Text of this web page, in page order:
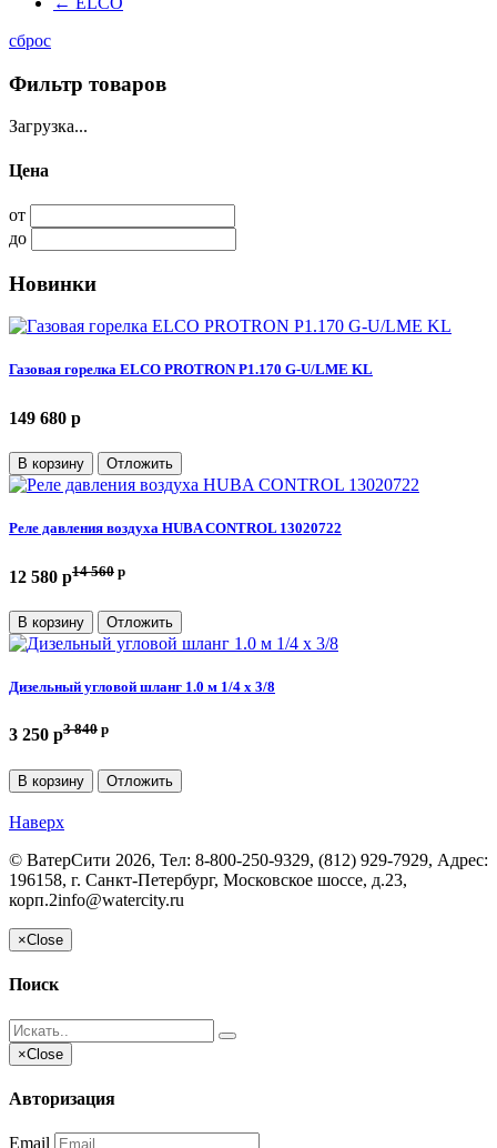
сброс
Фильтр товаров
Загрузка...
Цена
от
до
Новинки
Газовая горелка ELCO PROTRON P1.170 G-U/LME KL
149 680 p
В корзину Отложить
Реле давления воздуха HUBA CONTROL 13020722
12 580 p14 560 p
В корзину Отложить
Дизельный угловой шланг 1.0 м 1/4 х 3/8
3 250 p3 840 p
В корзину Отложить
Наверх
© ВатерСити 2026, Тел: 8-800-250-9329, (812) 929-7929, Адрес:
196158, г. Санкт-Петербург, Московское шоссе, д.23,
корп.2info@watercity.ru
×Close
Поиск
×Close
Авторизация
Email